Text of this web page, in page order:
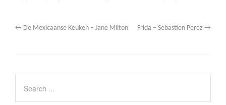
← De Mexicaanse Keuken – Jane Milton Frida – Sebastien Perez →